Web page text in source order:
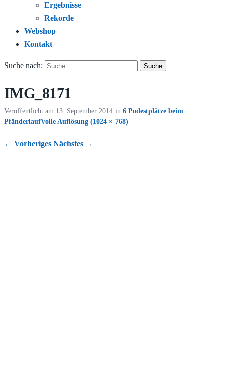
Ergebnisse
Rekorde
Webshop
Kontakt
Suche nach:
IMG_8171
Veröffentlicht am 13. September 2014 in 6 Podestplätze beim
PfänderlaufVolle Auflösung (1024 × 768)
← Vorheriges Nächstes →